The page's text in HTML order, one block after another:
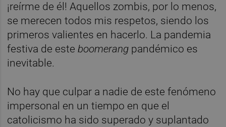
¡reírme de él! Aquellos zombis, por lo menos,
se merecen todos mis respetos, siendo los
primeros valientes en hacerlo. La pandemia
festiva de esteboomerang pandémico es
inevitable.
No hay que culpar a nadie de este fenómeno
impersonal en un tiempo en que el
catolicismo ha sido superado y suplantado